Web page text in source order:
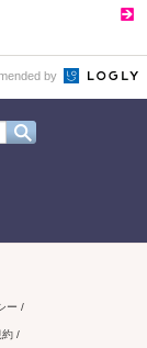
by
ー
約